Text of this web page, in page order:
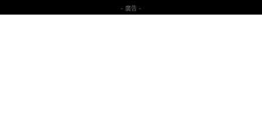
- 廣告 -